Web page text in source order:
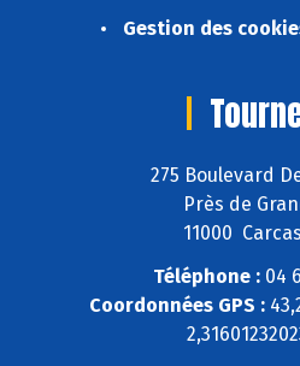
Gestion des
275 Boulevard
Près de
11000
Téléphone :04
Coordonnées GPS :